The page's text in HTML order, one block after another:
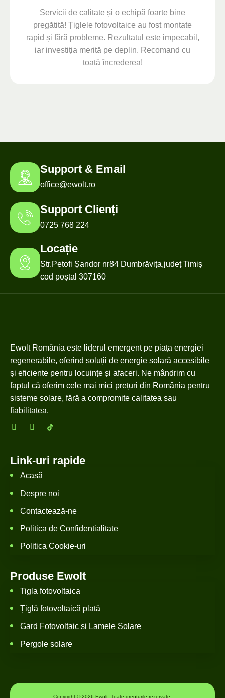
Servicii de calitate și o echipă foarte bine
pregătită! Țiglele fotovoltaice au fost montate
rapid și fără probleme. Rezultatul este impecabil,
iar investiția merită pe deplin. Recomand cu
toată încrederea!
Support & Email
office@ewolt.ro
Support Clienți
0725 768 224
Locație
Str.Petofi Șandor nr84 Dumbrăvița,județ Timiș
cod poștal 307160
Ewolt România este liderul emergent pe piața energiei
regenerabile, oferind soluții de energie solară accesibile
și eficiente pentru locuințe și afaceri. Ne mândrim cu
faptul că oferim cele mai mici prețuri din România pentru
sisteme solare, fără a compromite calitatea sau
fiabilitatea.
Link-uri rapide
Acasă
Despre noi
Contactează-ne
Politica de Confidentialitate
Politica Cookie-uri
Produse Ewolt
Tigla fotovoltaica
Țiglă fotovoltaică plată
Gard Fotovoltaic si Lamele Solare
Pergole solare
Copyright © 2026 Ewolt. Toate drepturile rezervate.